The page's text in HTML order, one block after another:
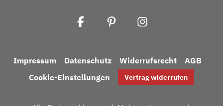
Impressum Datenschutz Widerrufsrecht
AGB
Cookie-Einstellungen
Vertrag widerrufen